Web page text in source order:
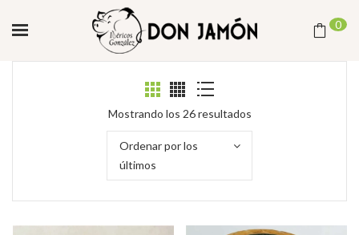
0
Mostrando los 26 resultadosOrdenado
por
Ordenar por los
últimos